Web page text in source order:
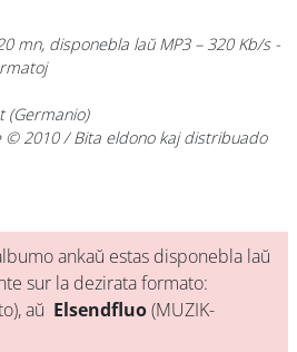
mn, disponebla laŭ MP3 – 320 Kb/s -
(Germanio)
© 2010 / Bita eldono kaj distribuado
ankaŭ estas disponebla laŭ
sur la dezirata formato:
aŭ Elsendfluo(MUZIK-